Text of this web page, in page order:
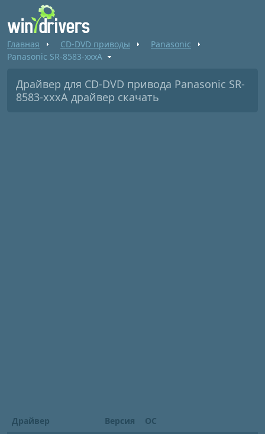
Главная CD-DVD приводы
Panasonic
Panasonic SR-8583-xxxA
Драйвер для CD-DVD привода Panasonic SR-
8583-xxxA драйвер скачать
Драйвер Версия
ОС